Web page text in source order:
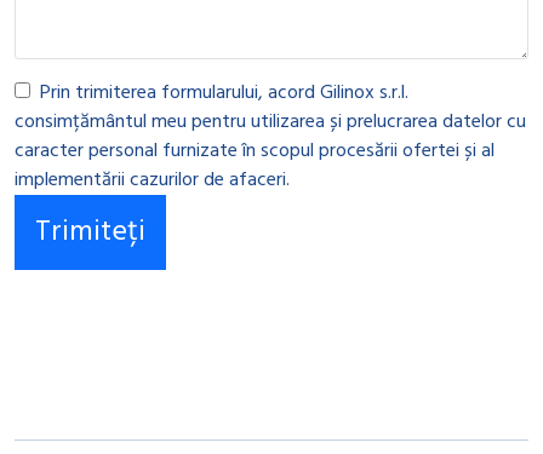
Prin trimiterea formularului, acord Gilinox s.r.l.
consimțământul meu pentru utilizarea și prelucrarea datelor cu
caracter personal furnizate în scopul procesării ofertei și al
implementării cazurilor de afaceri.